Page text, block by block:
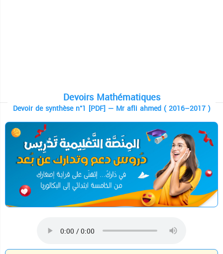
Devoirs Mathématiques
Devoir de synthèse n°1 [PDF] — Mr afli ahmed ( 2016–2017 )